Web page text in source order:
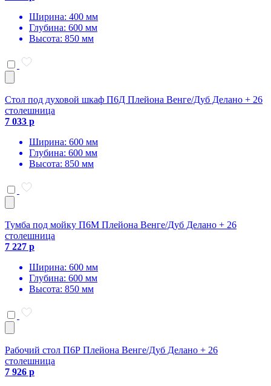
Ширина: 400 мм
Глубина: 600 мм
Высота: 850 мм
Стол под духовой шкаф П6Д Плейона Венге/Дуб Делано + 26
столешница
7 033 р
Ширина: 600 мм
Глубина: 600 мм
Высота: 850 мм
Тумба под мойку П6М Плейона Венге/Дуб Делано + 26
столешница
7 227 р
Ширина: 600 мм
Глубина: 600 мм
Высота: 850 мм
Рабочий стол П6Р Плейона Венге/Дуб Делано + 26
столешница
7 926 р